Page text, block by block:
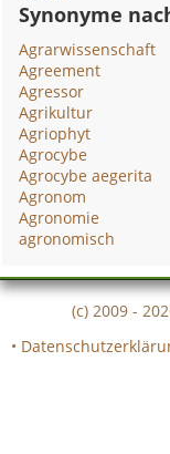
Synonyme
Agrarwissenschaft
Agreement
Agressor
Agrikultur
Agriophyt
Agrocybe
Agrocybe aegerita
Agronom
Agronomie
agronomisch
(c) 2009 -
•